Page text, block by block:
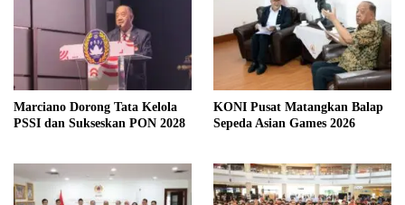
Marciano Dorong Tata Kelola
PSSI dan Sukseskan PON 2028
KONI Pusat Matangkan Balap
Sepeda Asian Games 2026